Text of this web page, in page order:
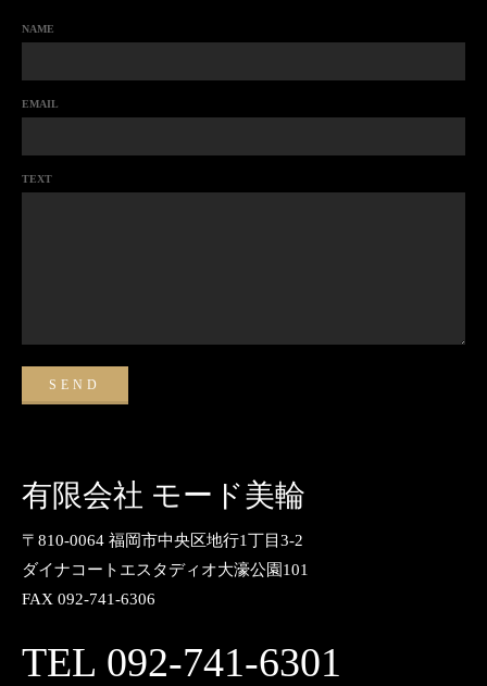
NAME
EMAIL
TEXT
有限会社 モード美輪
〒810-0064 福岡市中央区地行1丁目3-2
ダイナコートエスタディオ大濠公園101
FAX 092-741-6306
TEL 092-741-6301